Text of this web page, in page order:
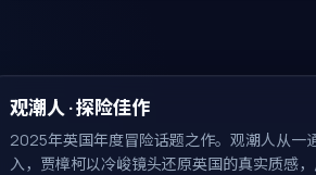
热门
观潮人 · 探险佳作
2025年英国年度冒险话题之作。观潮人从一
入，贾樟柯以冷峻镜头还原英国的真实质感，